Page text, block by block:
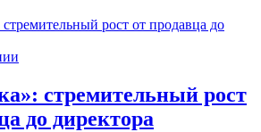
стремительный рост
до директора